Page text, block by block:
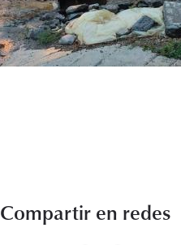
Compartir en redes